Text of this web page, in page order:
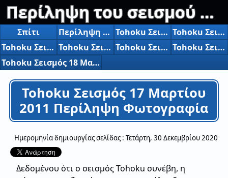
Περίληψη του σεισμού Tohoku στα ανοικτά της ακτής του Ειρηνικού
Σπίτι Περίληψη του σεισμού Tohoku στα ανοικτά της ακτής του Ειρηνικού Tohoku Σεισμός Μάρτιος 11, 2011 Περίληψη Φωτογραφία
Tohoku Σεισμός Μάρτιος 12, 2011 Περίληψη Φωτογραφία
Tohoku Σεισμός 13 Μαρτίου 2011 Περίληψη Φωτογραφία
Tohoku Σεισμός 14 Μαρτίου 2011 Περίληψη Φωτογραφία Tohoku Σεισμός 15 Μαρτίου 2011 Περίληψη Φωτογραφία
Tohoku Σεισμός 17 Μαρτίου 2011 Περίληψη Φωτογραφία
Tohoku Σεισμός 18 Μαρτίου 2011 Περίληψη Φωτογραφία
Tohoku Σεισμός 17 Μαρτίου
2011 Περίληψη Φωτογραφία
Ημερομηνία δημιουργίας σελίδας : Τετάρτη, 30 Δεκεμβρίου 2020
Δεδομένου ότι ο σεισμός Tohoku συνέβη, η